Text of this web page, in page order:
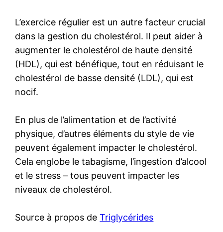
L’exercice régulier est un autre facteur crucial
dans la gestion du cholestérol. Il peut aider à
augmenter le cholestérol de haute densité
(HDL), qui est bénéfique, tout en réduisant le
cholestérol de basse densité (LDL), qui est
nocif.
En plus de l’alimentation et de l’activité
physique, d’autres éléments du style de vie
peuvent également impacter le cholestérol.
Cela englobe le tabagisme, l’ingestion d’alcool
et le stress – tous peuvent impacter les
niveaux de cholestérol.
Source à propos deTriglycérides